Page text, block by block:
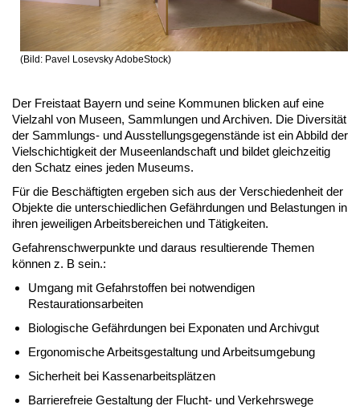
(Bild: Pavel Losevsky AdobeStock)
Der Freistaat Bayern und seine Kommunen blicken auf eine
Vielzahl von Museen, Sammlungen und Archiven. Die Diversität
der Sammlungs- und Ausstellungsgegenstände ist ein Abbild der
Vielschichtigkeit der Museenlandschaft und bildet gleichzeitig
den Schatz eines jeden Museums.
Für die Beschäftigten ergeben sich aus der Verschiedenheit der
Objekte die unterschiedlichen Gefährdungen und Belastungen in
ihren jeweiligen Arbeitsbereichen und Tätigkeiten.
Gefahrenschwerpunkte und daraus resultierende Themen
können z. B sein.:
Umgang mit Gefahrstoffen bei notwendigen
Restaurationsarbeiten
Biologische Gefährdungen bei Exponaten und Archivgut
Ergonomische Arbeitsgestaltung und Arbeitsumgebung
Sicherheit bei Kassenarbeitsplätzen
Barrierefreie Gestaltung der Flucht- und Verkehrswege